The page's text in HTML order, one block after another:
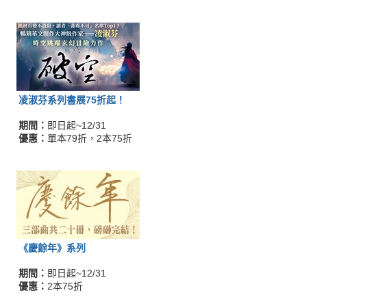
凌淑芬系列書展75折起！
期間： 即日起~12/31
優惠： 單本79折，2本75折
《慶餘年》系列
期間： 即日起~12/31
優惠： 2本75折